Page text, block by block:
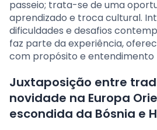
passeio; trata-se de uma
aprendizado e troca cultural.
dificuldades e desafios
faz parte da experiência,
com propósito e entendimento
Juxtaposição entre
novidade na Europa
escondida da Bósnia e